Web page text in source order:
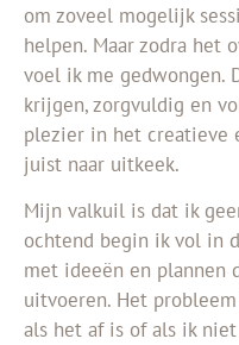
om zoveel mogelijk
helpen. Maar zodra het
voel ik me gedwongen.
krijgen, zorgvuldig en
plezier in het creatieve
juist naar uitkeek.
Mijn valkuil is dat ik
ochtend begin ik vol in
met ideeën en
uitvoeren. Het
als het af is of als ik